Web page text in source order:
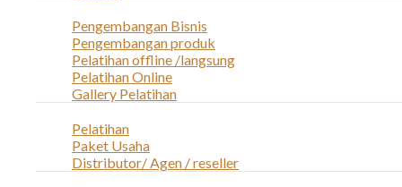
Pengembangan Bisnis
Pengembangan produk
Pelatihan offline /langsung
Pelatihan Online
Gallery Pelatihan
Pelatihan
Paket Usaha
Distributor/ Agen / reseller